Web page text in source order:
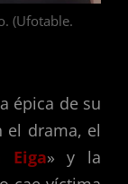
(Ufotable.
épica de su
el drama, el
Eiga» y la